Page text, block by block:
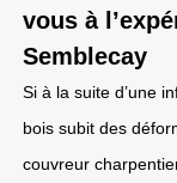
vous à
Semblecay
Si à la suite d’une
bois subit des
couvreur